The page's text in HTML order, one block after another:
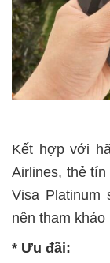
Kết hợp với
Airlines, thẻ tín
Visa Platinum
nên tham khảo
* Ưu đãi: